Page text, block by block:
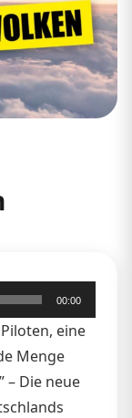
00:00
eine
Menge
– Die neue